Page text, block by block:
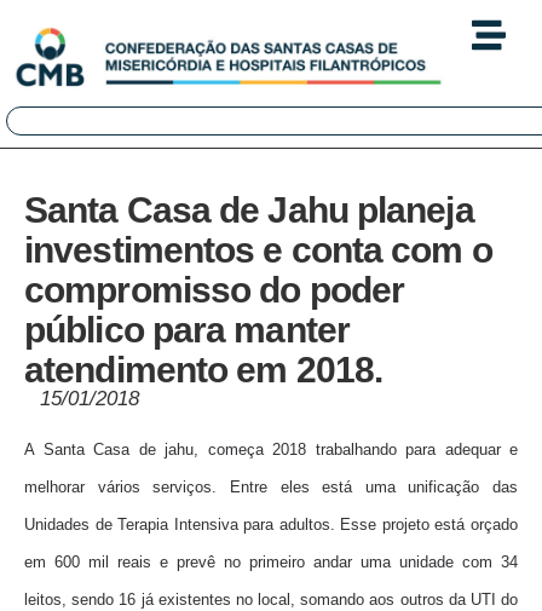
Santa Casa de Jahu planeja
investimentos e conta com o
compromisso do poder
público para manter
atendimento em 2018.
15/01/2018
A Santa Casa de jahu, começa 2018 trabalhando para adequar e
melhorar vários serviços. Entre eles está uma unificação das
Unidades de Terapia Intensiva para adultos. Esse projeto está orçado
em 600 mil reais e prevê no primeiro andar uma unidade com 34
leitos, sendo 16 já existentes no local, somando aos outros da UTI do